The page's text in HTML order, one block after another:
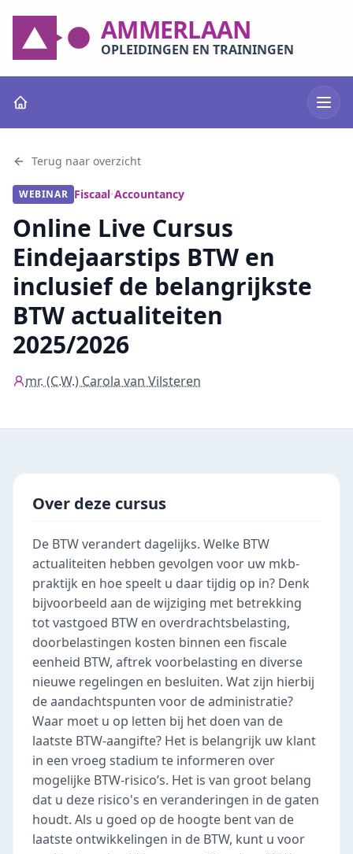
AMMERLAAN
OPLEIDINGEN EN TRAININGEN
Terug naar overzicht
WEBINAR Fiscaal•Accountancy
Online Live Cursus
Eindejaarstips BTW en
inclusief de belangrijkste
BTW actualiteiten
2025/2026
mr. (C.W.) Carola van Vilsteren
Over deze cursus
De BTW verandert dagelijks. Welke BTW
actualiteiten hebben gevolgen voor uw mkb-
praktijk en hoe speelt u daar tijdig op in? Denk
bijvoorbeeld aan de wijziging met betrekking
tot vastgoed BTW en overdrachtsbelasting,
doorbelastingen kosten binnen een fiscale
eenheid BTW, aftrek voorbelasting en diverse
nieuwe regelingen en besluiten. Wat zijn hierbij
de aandachtspunten voor de administratie?
Waar moet u op letten bij het doen van de
laatste BTW-aangifte? Het is belangrijk uw klant
in een vroeg stadium te informeren over
mogelijke BTW-risico’s. Het is van groot belang
dat u deze risico's en veranderingen in de gaten
houdt. Als u goed op de hoogte bent van de
laatste ontwikkelingen in de BTW, kunt u voor